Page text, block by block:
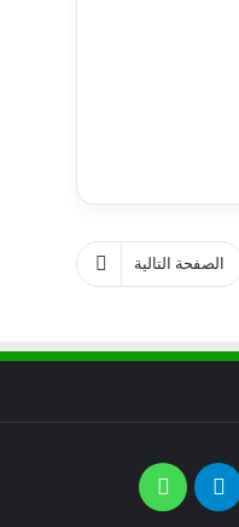
الصفحة التالية
تيلقرام واتساب